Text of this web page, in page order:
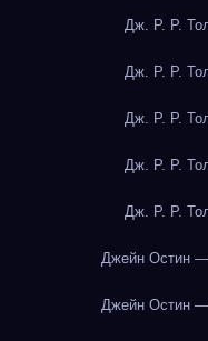
Дж. Р. Р.
Дж. Р. Р.
Дж. Р. Р.
Дж. Р. Р.
Дж. Р. Р.
Джейн Остин —
Джейн Остин —